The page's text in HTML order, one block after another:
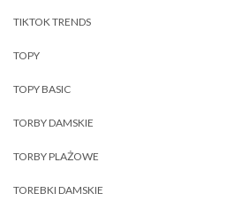
TIKTOK TRENDS
TOPY
TOPY BASIC
TORBY DAMSKIE
TORBY PLAŻOWE
TOREBKI DAMSKIE